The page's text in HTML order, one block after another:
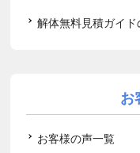
解体無料見積ガイ
お
お客様の声一覧